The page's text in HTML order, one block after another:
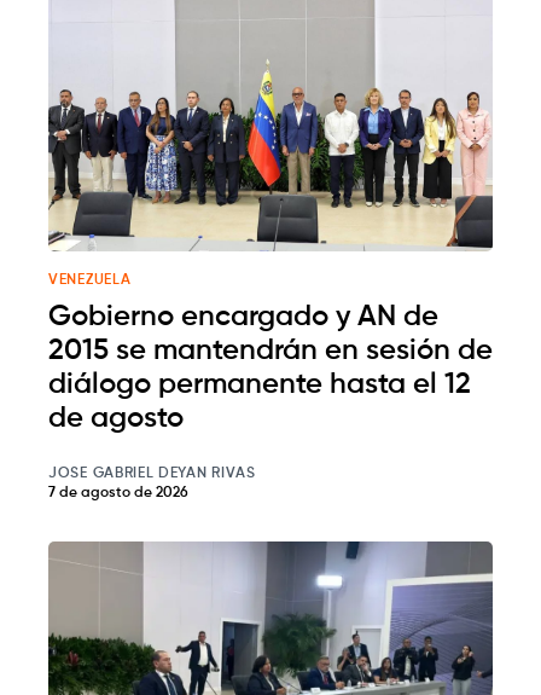
VENEZUELA
Gobierno encargado y AN de
2015 se mantendrán en sesión de
diálogo permanente hasta el 12
de agosto
JOSE GABRIEL DEYAN RIVAS
7 de agosto de 2026